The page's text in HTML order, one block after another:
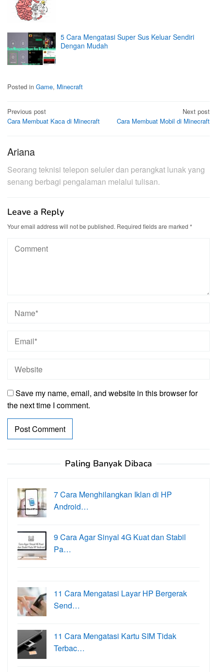
5 Cara Mengatasi Super Sus Keluar Sendiri
Dengan Mudah
Posted in Game, Minecraft
Post
navigation
Previous post
Cara Membuat Kaca di Minecraft
Next post
Cara Membuat Mobil di Minecraft
Ariana
Seorang teknisi telepon seluler dan perangkat lunak yang
senang berbagi pengalaman melalui tulisan.
Leave a Reply
Your email address will not be published. Required fields are marked *
Save my name, email, and website in this browser for
the next time I comment.
Paling Banyak Dibaca
7 Cara Menghilangkan Iklan di HP
Android…
9 Cara Agar Sinyal 4G Kuat dan Stabil
Pa…
11 Cara Mengatasi Layar HP Bergerak
Send…
11 Cara Mengatasi Kartu SIM Tidak
Terbac…